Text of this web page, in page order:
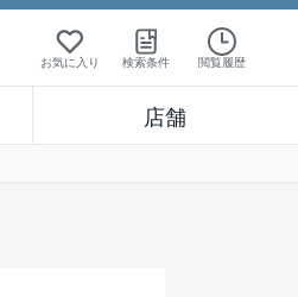
お気に入り 検索条件 閲覧履歴
店舗